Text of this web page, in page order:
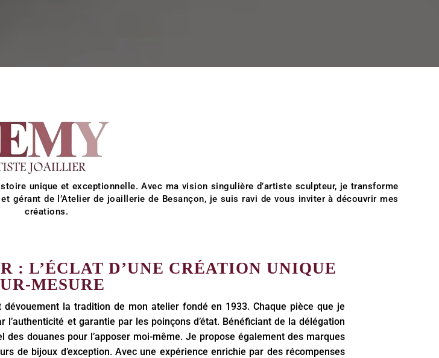
unique et exceptionnelle. Avec ma vision singulière d’artiste sculpteur, je transforme
gérant de l’Atelier de joaillerie de Besançon, je suis ravi de vous inviter à découvrir mes
créations.
: L’ÉCLAT D’UNE CRÉATION UNIQUE
MESURE
la tradition de mon atelier fondé en 1933. Chaque pièce que je
et garantie par les poinçons d’état. Bénéficiant de la délégation
des douanes pour l’apposer moi-même. Je propose également des marques
de bijoux d’exception. Avec une expérience enrichie par des récompenses